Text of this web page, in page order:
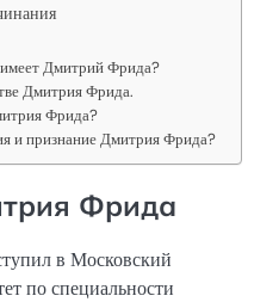
Дмитрий Фрида?
Дмитрия Фрида.
Фрида?
и признание Дмитрия Фрида?
Фрида
в Московский
по специальности